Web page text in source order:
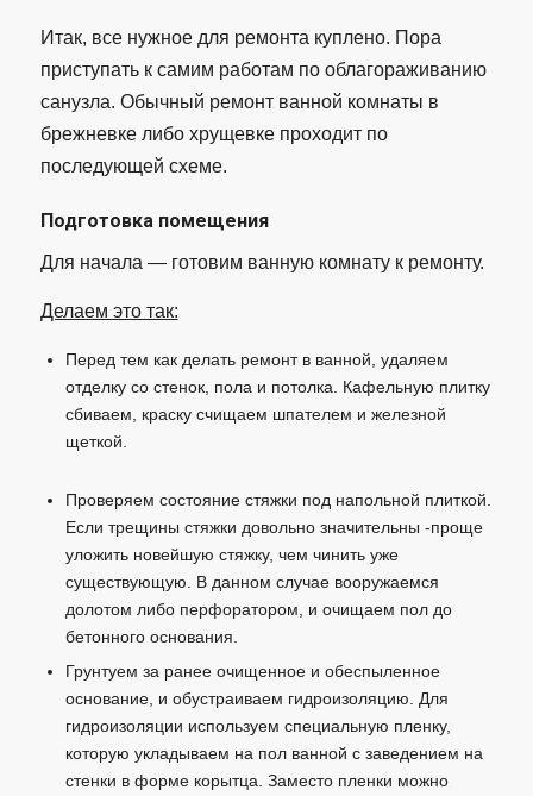
Итак, все нужное для ремонта куплено. Пора
приступать к самим работам по облагораживанию
санузла. Обычный ремонт ванной комнаты в
брежневке либо хрущевке проходит по
последующей схеме.
Подготовка помещения
Для начала — готовим ванную комнату к ремонту.
Делаем это так:
Перед тем как делать ремонт в ванной, удаляем
отделку со стенок, пола и потолка. Кафельную плитку
сбиваем, краску счищаем шпателем и железной
щеткой.
Проверяем состояние стяжки под напольной плиткой.
Если трещины стяжки довольно значительны -проще
уложить новейшую стяжку, чем чинить уже
существующую. В данном случае вооружаемся
долотом либо перфоратором, и очищаем пол до
бетонного основания.
Грунтуем за ранее очищенное и обеспыленное
основание, и обустраиваем гидроизоляцию. Для
гидроизоляции используем специальную пленку,
которую укладываем на пол ванной с заведением на
стенки в форме корытца. Заместо пленки можно